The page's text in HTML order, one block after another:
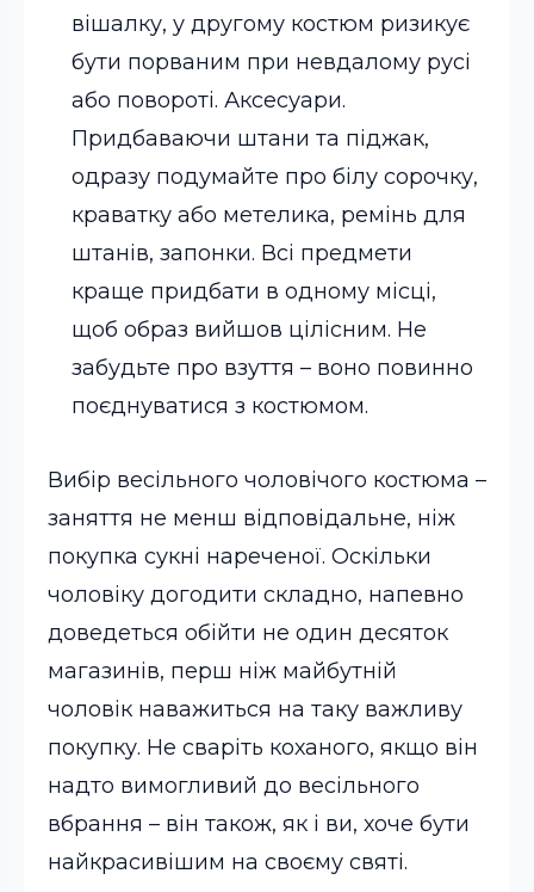
вішалку, у другому костюм ризикує
бути порваним при невдалому русі
або повороті. Аксесуари.
Придбаваючи штани та піджак,
одразу подумайте про білу сорочку,
краватку або метелика, ремінь для
штанів, запонки. Всі предмети
краще придбати в одному місці,
щоб образ вийшов цілісним. Не
забудьте про взуття – воно повинно
поєднуватися з костюмом.
Вибір весільного чоловічого костюма –
заняття не менш відповідальне, ніж
покупка сукні нареченої. Оскільки
чоловіку догодити складно, напевно
доведеться обійти не один десяток
магазинів, перш ніж майбутній
чоловік наважиться на таку важливу
покупку. Не сваріть коханого, якщо він
надто вимогливий до весільного
вбрання – він також, як і ви, хоче бути
найкрасивішим на своєму святі.